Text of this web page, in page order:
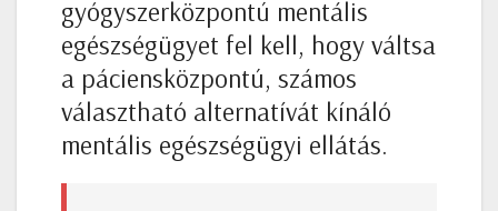
gyógyszerközpontú mentális
egészségügyet fel kell, hogy váltsa
a páciensközpontú, számos
választható alternatívát kínáló
mentális egészségügyi ellátás.